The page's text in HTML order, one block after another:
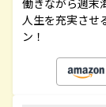
働きながら週末
人生を充実させ
ン！